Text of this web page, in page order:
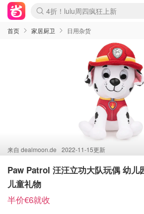
Boticinal 夏促开抢！
4折！lulu周四疯狂上新
还没结束！&OtherStories大促
Joybuy变相75折 随时失效
速领！Stanley独家85折
疑似霸哥！Camper额外叠85折
Zalando 奥莱闪促！每日更新
Moncler反季囤！5折起+叠9折
Coach Brooklyn仅€192
首页 家居厨卫 日用杂货
来自 dealmoon.de 2022-11-15更新
Paw Patrol 汪汪立功大队玩偶 幼儿
儿童礼物
半价€6就收